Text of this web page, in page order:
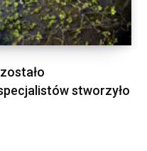
stworzyło